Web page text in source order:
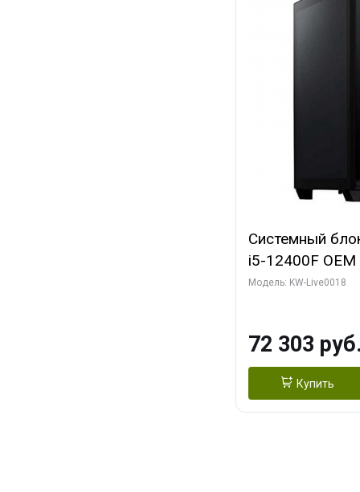
Системный
i5-12400F OEM
C6 0EC/6PC/
960 ГБ SSD)
Модель: KW-Live0018
72 303 руб.
Купить